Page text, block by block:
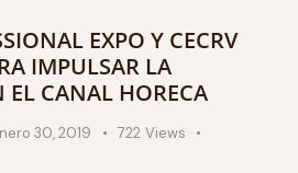
EXPO Y CECRV
IMPULSAR LA
CANAL HORECA
30, 2019 722 Views